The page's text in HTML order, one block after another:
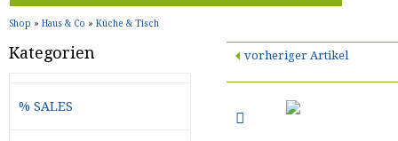
Shop » Haus & Co » Küche & Tisch
vorheriger Artikel
Kategorien
% SALES